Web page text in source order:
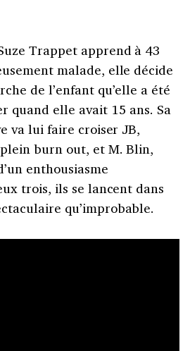
Trappet apprend à 43
malade, elle décide
de l’enfant qu’elle a été
quand elle avait 15 ans. Sa
va lui faire croiser JB,
burn out, et M. Blin,
enthousiasme
trois, ils se lancent dans
qu’improbable.